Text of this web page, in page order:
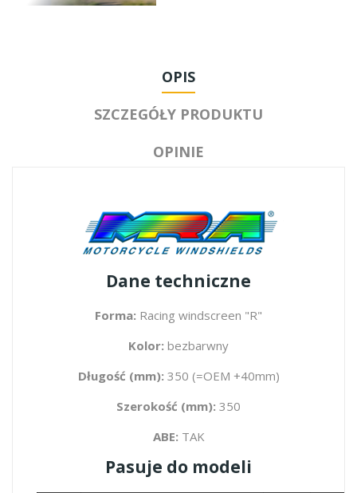
OPIS
SZCZEGÓŁY PRODUKTU
OPINIE
Dane techniczne
Forma: Racing windscreen "R"
Kolor: bezbarwny
Długość (mm): 350 (=OEM +40mm)
Szerokość (mm): 350
ABE: TAK
Pasuje do modeli